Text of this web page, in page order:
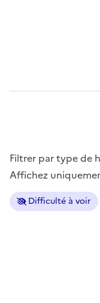
Filtrer par type de
Affichez
Difficulté à voir